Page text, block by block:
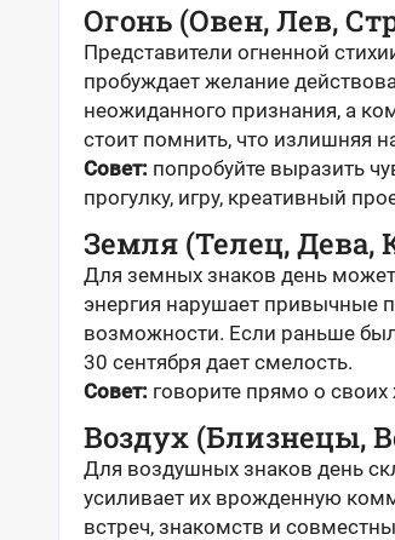
Огонь (Овен, Лев,
Представители огненной
пробуждает желание
неожиданного признания, а
стоит помнить, что излишняя
Совет: попробуйте выразить
прогулку, игру, креативный
Земля (Телец, Дева,
Для земных знаков день
энергия нарушает привычные
возможности. Если раньше
30 сентября дает смелость.
Совет: говорите прямо о своих
Воздух (Близнецы,
Для воздушных знаков день
усиливает их врожденную
встреч, знакомств и